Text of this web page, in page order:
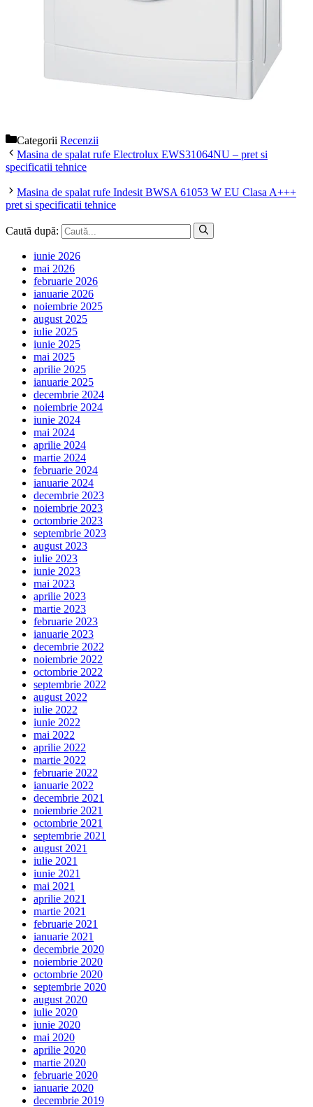
Categorii Recenzii
Masina de spalat rufe Electrolux EWS31064NU – pret si
specificatii tehnice
Masina de spalat rufe Indesit BWSA 61053 W EU Clasa A+++
pret si specificatii tehnice
Caută după:
iunie 2026
mai 2026
februarie 2026
ianuarie 2026
noiembrie 2025
august 2025
iulie 2025
iunie 2025
mai 2025
aprilie 2025
ianuarie 2025
decembrie 2024
noiembrie 2024
iunie 2024
mai 2024
aprilie 2024
martie 2024
februarie 2024
ianuarie 2024
decembrie 2023
noiembrie 2023
octombrie 2023
septembrie 2023
august 2023
iulie 2023
iunie 2023
mai 2023
aprilie 2023
martie 2023
februarie 2023
ianuarie 2023
decembrie 2022
noiembrie 2022
octombrie 2022
septembrie 2022
august 2022
iulie 2022
iunie 2022
mai 2022
aprilie 2022
martie 2022
februarie 2022
ianuarie 2022
decembrie 2021
noiembrie 2021
octombrie 2021
septembrie 2021
august 2021
iulie 2021
iunie 2021
mai 2021
aprilie 2021
martie 2021
februarie 2021
ianuarie 2021
decembrie 2020
noiembrie 2020
octombrie 2020
septembrie 2020
august 2020
iulie 2020
iunie 2020
mai 2020
aprilie 2020
martie 2020
februarie 2020
ianuarie 2020
decembrie 2019